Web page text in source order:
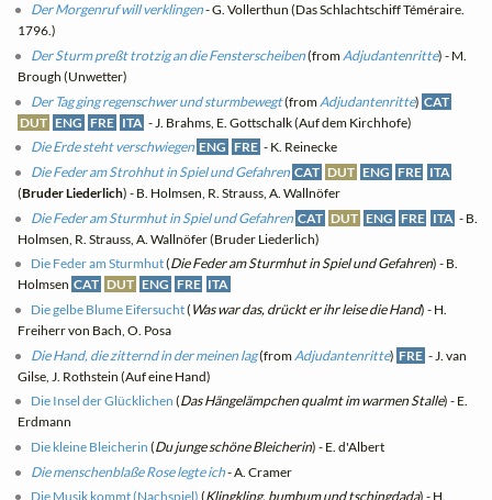
Der Morgenruf will verklingen- G. Vollerthun (Das Schlachtschiff Téméraire.
1796.)
Der Sturm preßt trotzig an die Fensterscheiben(from Adjudantenritte) - M.
Brough (Unwetter)
Der Tag ging regenschwer und sturmbewegt(from Adjudantenritte) CAT
DUT ENG FRE ITA - J. Brahms, E. Gottschalk (Auf dem Kirchhofe)
Die Erde steht verschwiegen ENG FRE - K. Reinecke
Die Feder am Strohhut in Spiel und Gefahren CAT DUT ENG FRE ITA
(Bruder Liederlich) - B. Holmsen, R. Strauss, A. Wallnöfer
Die Feder am Sturmhut in Spiel und Gefahren CAT DUT ENG FRE ITA - B.
Holmsen, R. Strauss, A. Wallnöfer (Bruder Liederlich)
Die Feder am Sturmhut(Die Feder am Sturmhut in Spiel und Gefahren) - B.
Holmsen CAT DUT ENG FRE ITA
Die gelbe Blume Eifersucht( Was war das, drückt er ihr leise die Hand) - H.
Freiherr von Bach, O. Posa
Die Hand, die zitternd in der meinen lag(from Adjudantenritte) FRE - J. van
Gilse, J. Rothstein (Auf eine Hand)
Die Insel der Glücklichen (Das Hängelämpchen qualmt im warmen Stalle) - E.
Erdmann
Die kleine Bleicherin (Du junge schöne Bleicherin) - E. d'Albert
Die menschenblaße Rose legte ich- A. Cramer
Die Musik kommt (Nachspiel) (Klingkling, bumbum und tschingdada) - H.